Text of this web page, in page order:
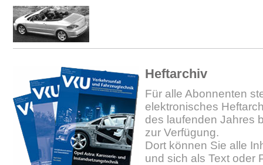
Heftarchiv
Für alle Abonnenten
elektronisches
des laufenden Jahres
zur Verfügung.
Dort können Sie alle
und sich als Text oder